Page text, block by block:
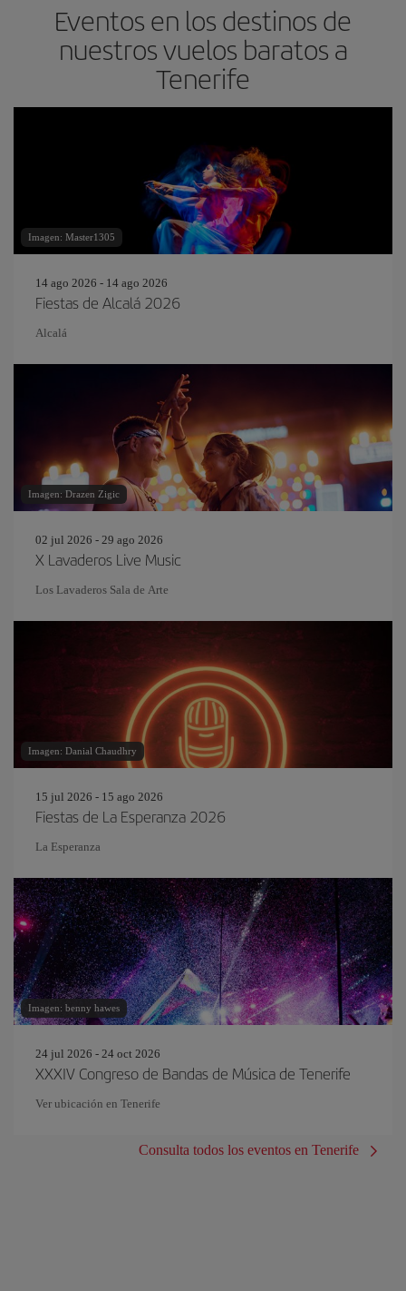
Eventos en los destinos de
nuestros vuelos baratos a
Tenerife
Imagen: Master1305
14 ago 2026 - 14 ago 2026
Fiestas de Alcalá 2026
Alcalá
Imagen: Drazen Zigic
02 jul 2026 - 29 ago 2026
X Lavaderos Live Music
Los Lavaderos Sala de Arte
Imagen: Danial Chaudhry
15 jul 2026 - 15 ago 2026
Fiestas de La Esperanza 2026
La Esperanza
Imagen: benny hawes
24 jul 2026 - 24 oct 2026
XXXIV Congreso de Bandas de Música de Tenerife
Ver ubicación en Tenerife
Consulta todos los eventos en Tenerife